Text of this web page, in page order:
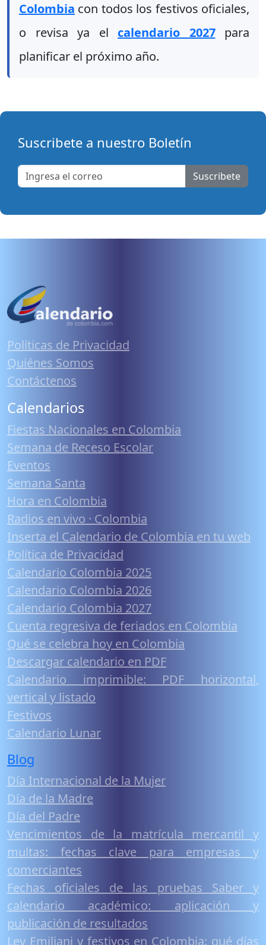
Colombia con todos los festivos oficiales,
o revisa ya el calendario 2027para
planificar el próximo año.
Suscribete a nuestro Boletín
Suscribete
Políticas de Privacidad
Quiénes Somos
Contáctenos
Calendarios
Fiestas Nacionales en Colombia
Semana de Receso Escolar
Eventos
Semana Santa
Hora en Colombia
Radios en vivo · Colombia
Inserta el Calendario de Colombia en tu web
Política de Privacidad
Calendario Colombia 2025
Calendario Colombia 2026
Calendario Colombia 2027
Cuenta regresiva de feriados en Colombia
Qué se celebra hoy en Colombia
Descargar calendario en PDF
Calendario imprimible: PDF horizontal,
vertical y listado
Festivos
Calendario Lunar
Blog
Día Internacional de la Mujer
Día de la Madre
Día del Padre
Vencimientos de la matrícula mercantil y
multas: fechas clave para empresas y
comerciantes
Fechas oficiales de las pruebas Saber y
calendario académico: aplicación y
publicación de resultados
Ley Emiliani y festivos en Colombia: qué días